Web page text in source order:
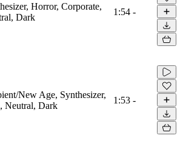
Horror, Corporate,
Dark
1:54 -
New Age, Synthesizer,
Neutral, Dark
1:53 -